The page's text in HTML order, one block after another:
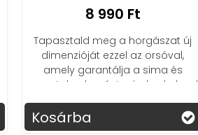
8 990 Ft
Tapasztald meg a horgászat új
dimenzióját ezzel az orsóval,
amely garantálja a sima és
zavartalan kapást minden kaland
Kosárba